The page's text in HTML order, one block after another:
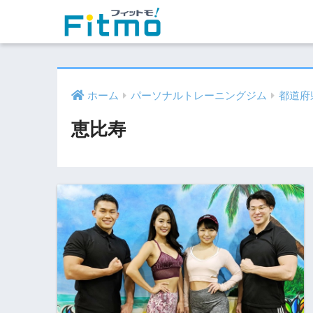
ホーム パーソナルトレーニングジム 都道府
恵比寿